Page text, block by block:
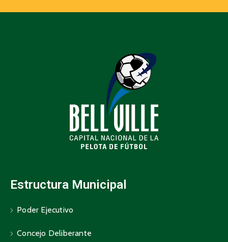
Estructura Municipal
Poder Ejecutivo
Concejo Deliberante